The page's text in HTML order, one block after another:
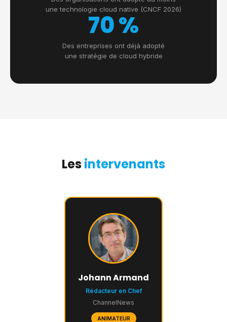
une technologie cloud native (CNCF 2026)
70 %
Des entreprises ont déjà adopté
une stratégie de cloud hybride
Lesintervenants
Johann Armand
Rédacteur en Chef
ChannelNews
ANIMATEUR